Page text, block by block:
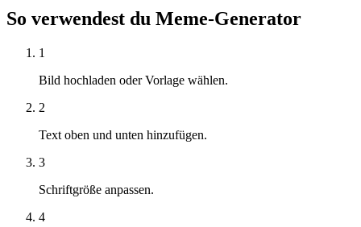
So verwendest du Meme-Generator
1
Bild hochladen oder Vorlage wählen.
2
Text oben und unten hinzufügen.
3
Schriftgröße anpassen.
4